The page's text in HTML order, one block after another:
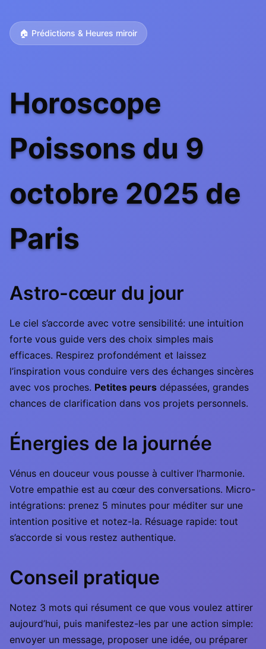
🏠 Prédictions & Heures miroir
Horoscope
Poissons du 9
octobre 2025 de
Paris
Astro-cœur du jour
Le ciel s’accorde avec votre sensibilité: une intuition
forte vous guide vers des choix simples mais
efficaces. Respirez profondément et laissez
l’inspiration vous conduire vers des échanges sincères
avec vos proches. Petites peurs dépassées, grandes
chances de clarification dans vos projets personnels.
Énergies de la journée
Vénus en douceur vous pousse à cultiver l’harmonie.
Votre empathie est au cœur des conversations. Micro-
intégrations: prenez 5 minutes pour méditer sur une
intention positive et notez-la. Résuage rapide: tout
s’accorde si vous restez authentique.
Conseil pratique
Notez 3 mots qui résument ce que vous voulez attirer
aujourd’hui, puis manifestez-les par une action simple:
envoyer un message, proposer une idée, ou préparer